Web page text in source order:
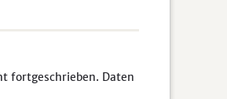
fortgeschrieben. Daten